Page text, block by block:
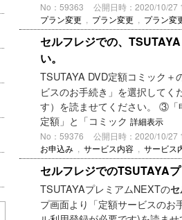
No：59363 公開日時：2020/10/27
プラン変更
プラン変更 プラン変
セルフレジでの、
い。
TSUTAYA DVD定額コミック＋
ビスのお手続き」を選択して
す）を読ませてください。 ③
定額」と「コミック 詳細表示
No：59376 公開日時：2020/10/27
お申込み
サービス内容 サービス
セルフレジでのTSUTAYA
TSUTAYAプレミアムNEXTの
プ画面より「定額サービスの